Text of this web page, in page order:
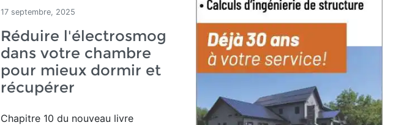
17 septembre, 2025
Réduire l'électrosmog
dans votre chambre
pour mieux dormir et
récupérer
Chapitre 10 du nouveau livre